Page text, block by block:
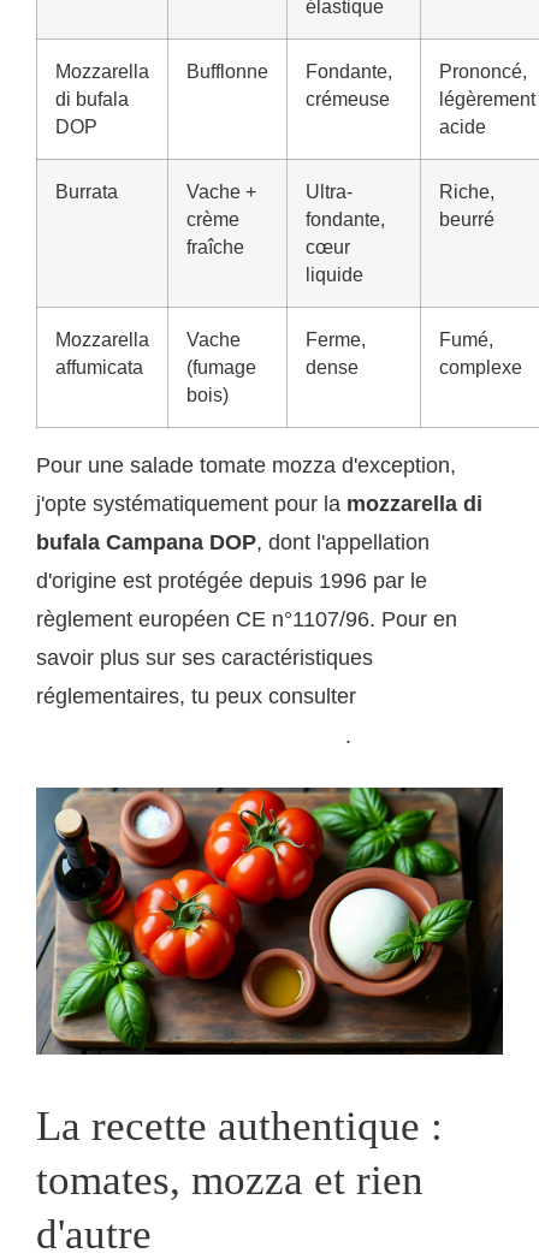
élastique
Mozzarella
di bufala
DOP
Bufflonne
Fondante,
crémeuse
Prononcé,
légèrement
acide
Burrata
Vache +
crème
fraîche
Ultra-
fondante,
cœur
liquide
Riche,
beurré
Mozzarella
affumicata
Vache
(fumage
bois)
Ferme,
dense
Fumé,
complexe
Pour une salade tomate mozza d'exception,
j'opte systématiquement pour la mozzarella di
bufala Campana DOP, dont l'appellation
d'origine est protégée depuis 1996 par le
règlement européen CE n°1107/96. Pour en
savoir plus sur ses caractéristiques
réglementaires, tu peux consulter
.
La recette authentique :
tomates, mozza et rien
d'autre